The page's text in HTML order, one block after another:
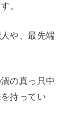
。
や、最先端
の真っ只中
持ってい